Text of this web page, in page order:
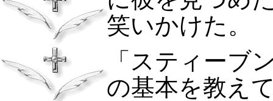
笑いかけた。
「スティーブ
の基本を教え